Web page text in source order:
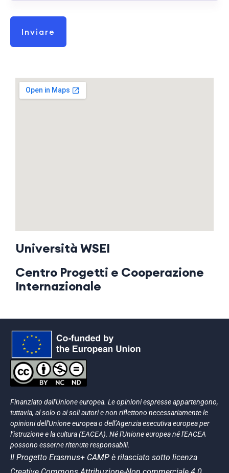
Università WSEI
Centro Progetti e Cooperazione
Internazionale
Finanziato dall'Unione europea. Le opinioni espresse appartengono,
tuttavia, al solo o ai soli autori e non riflettono necessariamente le
opinioni dell'Unione europea o dell’Agenzia esecutiva europea per
l’istruzione e la cultura (EACEA). Né l'Unione europea né l'EACEA
possono esserne ritenute responsabili.
Il Progetto Erasmus+ CAMP è rilasciato sotto licenza